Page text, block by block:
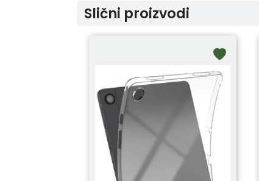
Slični proizvodi